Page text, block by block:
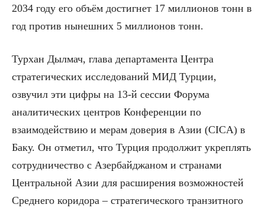
2034 году его объём достигнет 17 миллионов тонн в
год против нынешних 5 миллионов тонн.
Турхан Дылмач, глава департамента Центра
стратегических исследований МИД Турции,
озвучил эти цифры на 13-й сессии Форума
аналитических центров Конференции по
взаимодействию и мерам доверия в Азии (CICA) в
Баку. Он отметил, что Турция продолжит укреплять
сотрудничество с Азербайджаном и странами
Центральной Азии для расширения возможностей
Среднего коридора – стратегического транзитного